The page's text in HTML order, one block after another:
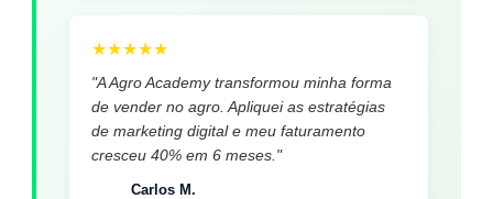
★★★★★
"A Agro Academy transformou minha forma
de vender no agro. Apliquei as estratégias
de marketing digital e meu faturamento
cresceu 40% em 6 meses."
Carlos M.